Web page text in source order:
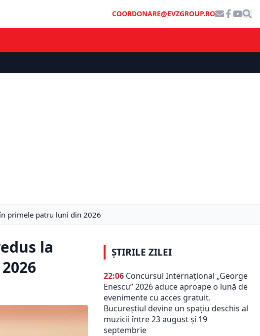
COORDONARE@EVZGROUP.RO
primele patru luni din 2026
la
ȘTIRILE ZILEI
22:06 Concursul Internațional „George
Enescu” 2026 aduce aproape o lună de
evenimente cu acces gratuit.
Bucureștiul devine un spațiu deschis al
muzicii între 23 august și 19
septembrie